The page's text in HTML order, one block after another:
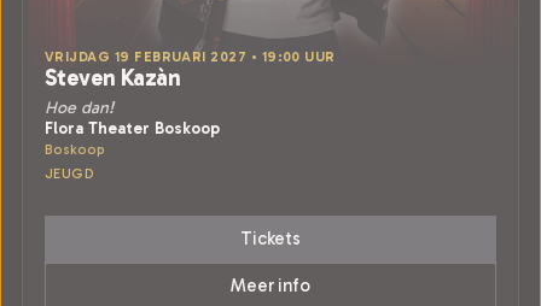
VRIJDAG 19 FEBRUARI 2027 • 19:00 UUR
Steven Kazàn
Hoe dan!
Flora Theater Boskoop
Boskoop
JEUGD
Tickets
Meer info